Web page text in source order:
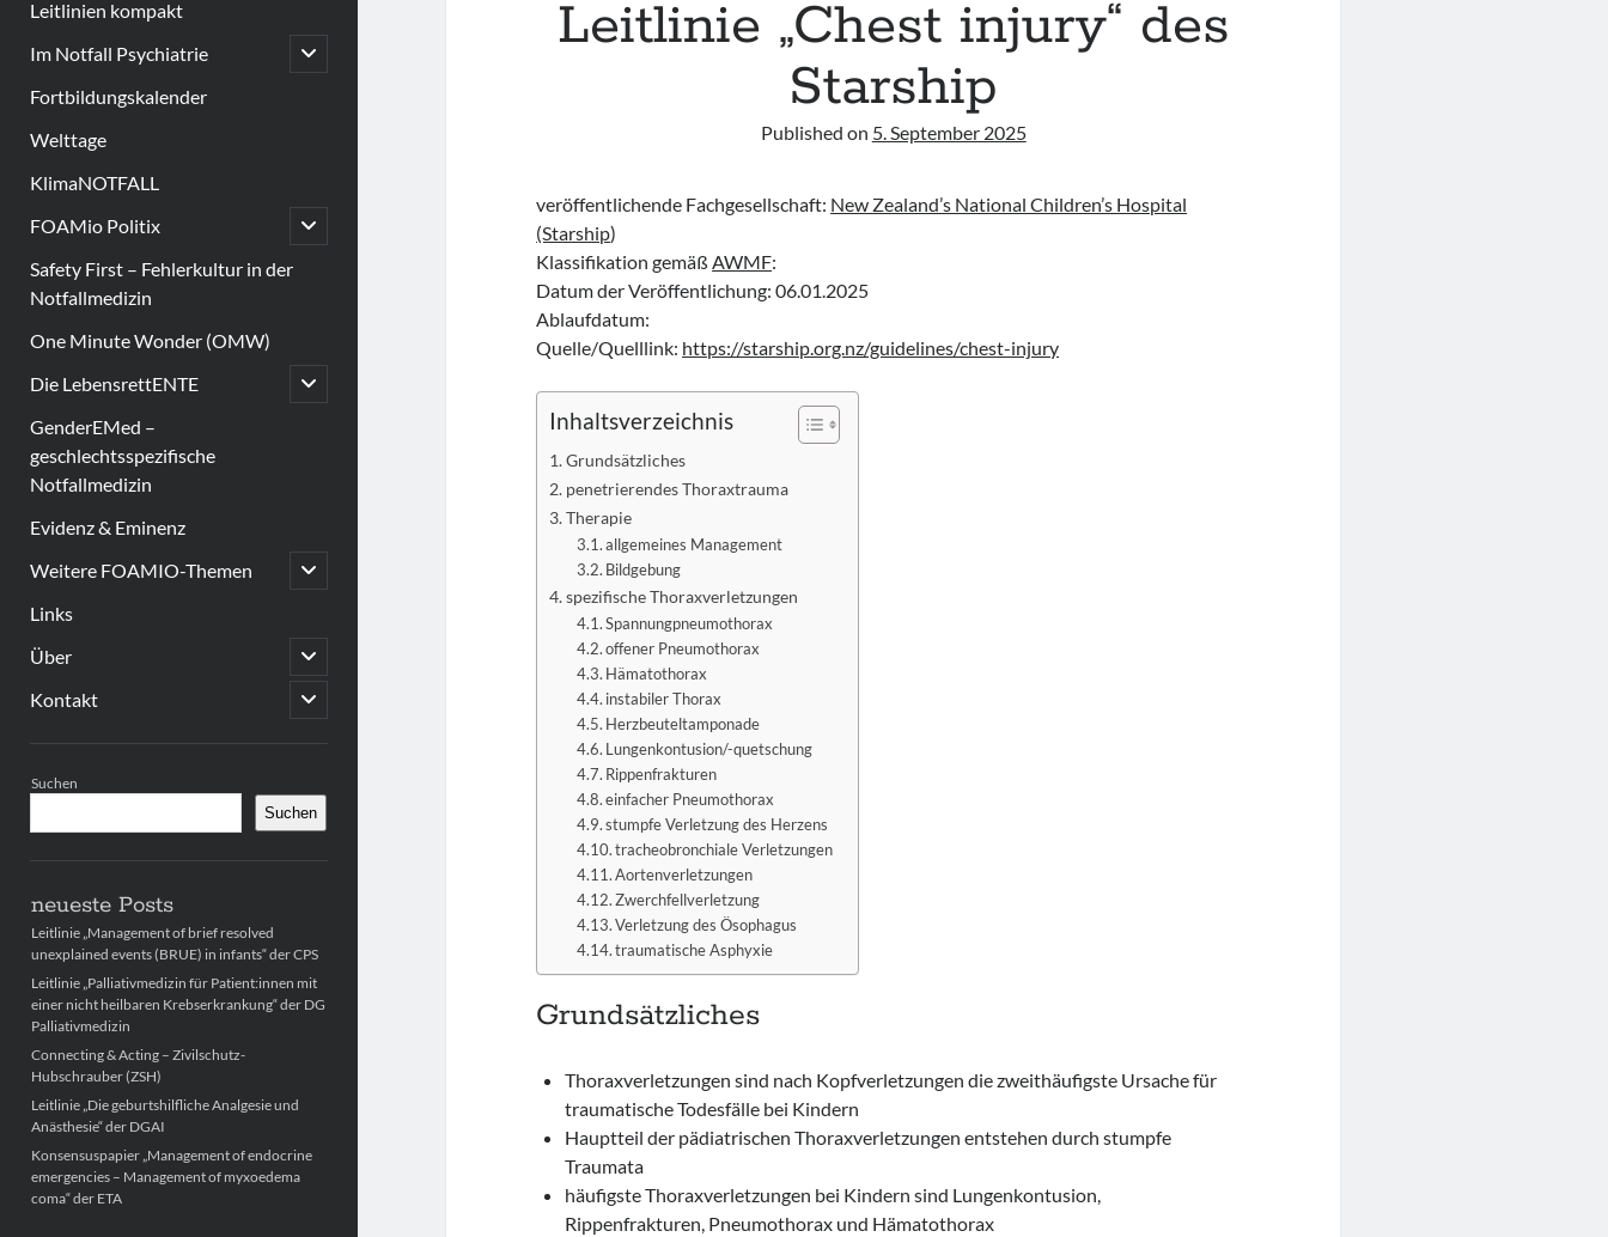
Leitlinien kompakt
Im Notfall Psychiatrie
open
child
Fortbildungskalender
Welttage
KlimaNOTFALL
FOAMio Politix
open
child
Safety First – Fehlerkultur in der
Notfallmedizin
One Minute Wonder (OMW)
Die LebensrettENTE
open
child
GenderEMed –
geschlechtsspezifische
Notfallmedizin
Evidenz & Eminenz
Weitere FOAMIO-Themen
open
child
Links
Über
open
child
menu
Kontakt
open
child
Suchen
Suchen
neueste Posts
Leitlinie „Management of brief resolved
unexplained events (BRUE) in infants“ der CPS
Leitlinie „Palliativmedizin für Patient:innen mit
einer nicht heilbaren Krebserkrankung“ der DG
Palliativmedizin
Connecting & Acting – Zivilschutz-
Hubschrauber (ZSH)
Leitlinie „Die geburtshilfliche Analgesie und
Anästhesie“ der DGAI
Konsensuspapier „Management of endocrine
emergencies – Management of myxoedema
coma“ der ETA
Leitlinie „Chest injury“ des
Starship
Published on 5. September 2025
veröffentlichende Fachgesellschaft: New Zealand’s National Children’s Hospital
(Starship)
Klassifikation gemäßAWMF:
Datum der Veröffentlichung: 06.01.2025
Ablaufdatum:
Quelle/Quelllink: https://starship.org.nz/guidelines/chest-injury
Inhaltsverzeichnis
Grundsätzliches
penetrierendes Thoraxtrauma
Therapie
allgemeines Management
Bildgebung
spezifische Thoraxverletzungen
Spannungpneumothorax
offener Pneumothorax
Hämatothorax
instabiler Thorax
Herzbeuteltamponade
Lungenkontusion/-quetschung
Rippenfrakturen
einfacher Pneumothorax
stumpfe Verletzung des Herzens
tracheobronchiale Verletzungen
Aortenverletzungen
Zwerchfellverletzung
Verletzung des Ösophagus
traumatische Asphyxie
Grundsätzliches
Thoraxverletzungen sind nach Kopfverletzungen die zweithäufigste Ursache für
traumatische Todesfälle bei Kindern
Hauptteil der pädiatrischen Thoraxverletzungen entstehen durch stumpfe
Traumata
häufigste Thoraxverletzungen bei Kindern sind Lungenkontusion,
Rippenfrakturen, Pneumothorax und Hämatothorax